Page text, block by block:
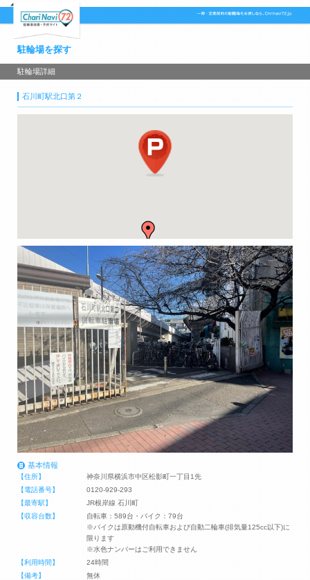
駐輪場を探す
駐輪場詳細
石川町駅北口第２
基本情報
【住所】
神奈川県横浜市中区松影町一丁目1先
【電話番号】
0120-929-293
【最寄駅】
JR根岸線 石川町
【収容台数】
自転車：589台・バイク：79台
※バイクは原動機付自転車および自動二輪車(排気量125cc以下)に
限ります
※水色ナンバーはご利用できません
【利用時間】
24時間
【備考】
無休